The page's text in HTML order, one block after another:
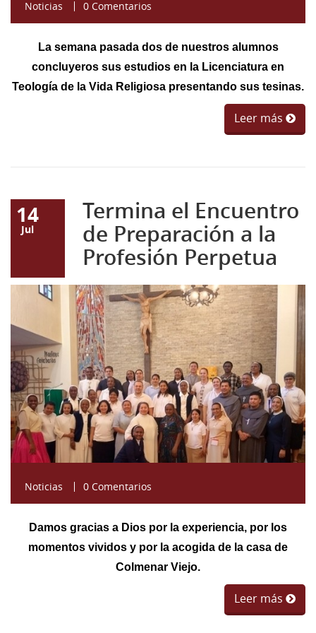
42 Semana (2013)
41 Semana (2012)
Noticias 0 Comentarios
La semana pasada dos de nuestros alumnos
concluyeros sus estudios en la Licenciatura en
Teología de la Vida Religiosa presentando sus tesinas.
Leer más
14
Jul
Termina el Encuentro
de Preparación a la
Profesión Perpetua
Noticias 0 Comentarios
Damos gracias a Dios por la experiencia, por los
momentos vividos y por la acogida de la casa de
Colmenar Viejo.
Leer más